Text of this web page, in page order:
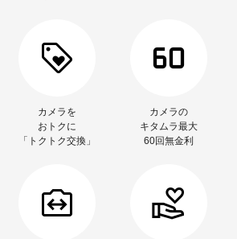
カメラを
おトクに
「トクトク交換」
カメラの
キタムラ最大
60回無金利